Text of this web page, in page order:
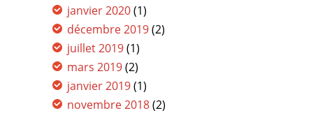
janvier 2020(1)
décembre 2019(2)
juillet 2019(1)
mars 2019(2)
janvier 2019(1)
novembre 2018(2)